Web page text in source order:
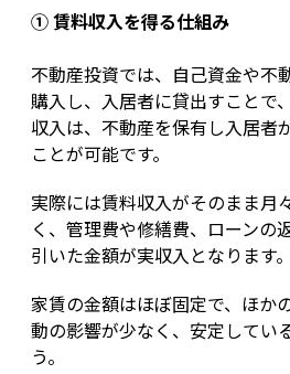
① 賃料収入を得る仕組み
不動産投資では、自己資金や不
購入し、入居者に貸出すことで
収入は、不動産を保有し入居者
ことが可能です。
実際には賃料収入がそのまま月
く、管理費や修繕費、ローンの
引いた金額が実収入となります。
家賃の金額はほぼ固定で、ほか
動の影響が少なく、安定してい
う。